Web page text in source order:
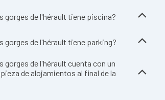
gorges de l'hérault tiene piscina?
gorges de l'hérault tiene parking?
gorges de l'hérault cuenta con un
de alojamientos al final de la